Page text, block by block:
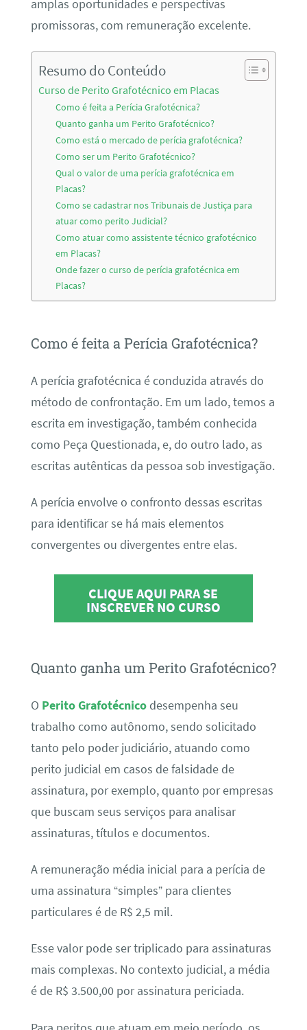
amplas oportunidades e perspectivas
promissoras, com remuneração excelente.
Resumo do Conteúdo
Curso de Perito Grafotécnico em Placas
Como é feita a Perícia Grafotécnica?
Quanto ganha um Perito Grafotécnico?
Como está o mercado de perícia grafotécnica?
Como ser um Perito Grafotécnico?
Qual o valor de uma perícia grafotécnica em
Placas?
Como se cadastrar nos Tribunais de Justiça para
atuar como perito Judicial?
Como atuar como assistente técnico grafotécnico
em Placas?
Onde fazer o curso de perícia grafotécnica em
Placas?
Como é feita a Perícia Grafotécnica?
A perícia grafotécnica é conduzida através do
método de confrontação. Em um lado, temos a
escrita em investigação, também conhecida
como Peça Questionada, e, do outro lado, as
escritas autênticas da pessoa sob investigação.
A perícia envolve o confronto dessas escritas
para identificar se há mais elementos
convergentes ou divergentes entre elas.
CLIQUE AQUI PARA SE
INSCREVER NO CURSO
Quanto ganha um Perito Grafotécnico?
O Perito Grafotécnicodesempenha seu
trabalho como autônomo, sendo solicitado
tanto pelo poder judiciário, atuando como
perito judicial em casos de falsidade de
assinatura, por exemplo, quanto por empresas
que buscam seus serviços para analisar
assinaturas, títulos e documentos.
A remuneração média inicial para a perícia de
uma assinatura “simples” para clientes
particulares é de R$ 2,5 mil.
Esse valor pode ser triplicado para assinaturas
mais complexas. No contexto judicial, a média
é de R$ 3.500,00 por assinatura periciada.